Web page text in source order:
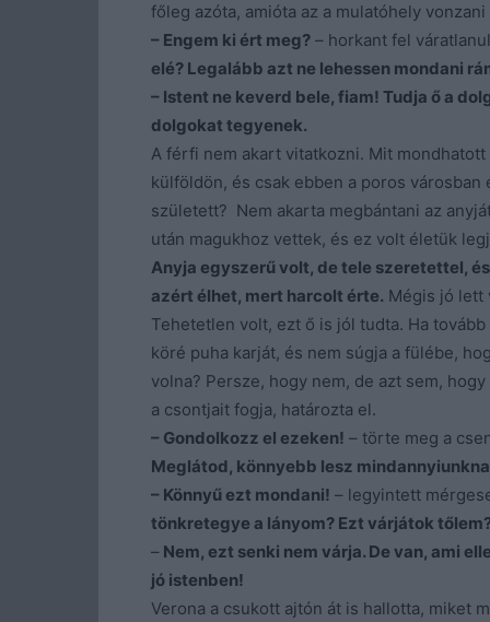
főleg azóta, amióta az a mulatóhely
– Engem ki ért meg? – horkant fel
elé? Legalább azt ne lehessen mondani
– Istent ne keverd bele, fiam! Tudja ő a
dolgokat tegyenek.
A férfi nem akart vitatkozni. Mit
külföldön, és csak ebben a poros
született? Nem akarta megbántani az
után magukhoz vettek, és ez volt életük
Anyja egyszerű volt, de tele szeretettel,
azért élhet, mert harcolt érte. Mégis jó lett
Tehetetlen volt, ezt ő is jól tudta. Ha
köré puha karját, és nem súgja a fülébe,
volna? Persze, hogy nem, de azt sem,
a csontjait fogja, határozta el.
– Gondolkozz el ezeken! – törte meg a
Meglátod, könnyebb lesz
– Könnyű ezt mondani! – legyintett
tönkretegye a lányom? Ezt várjátok
– Nem, ezt senki nem várja. De van, ami
jó istenben!
Verona a csukott ajtón át is hallotta, miket